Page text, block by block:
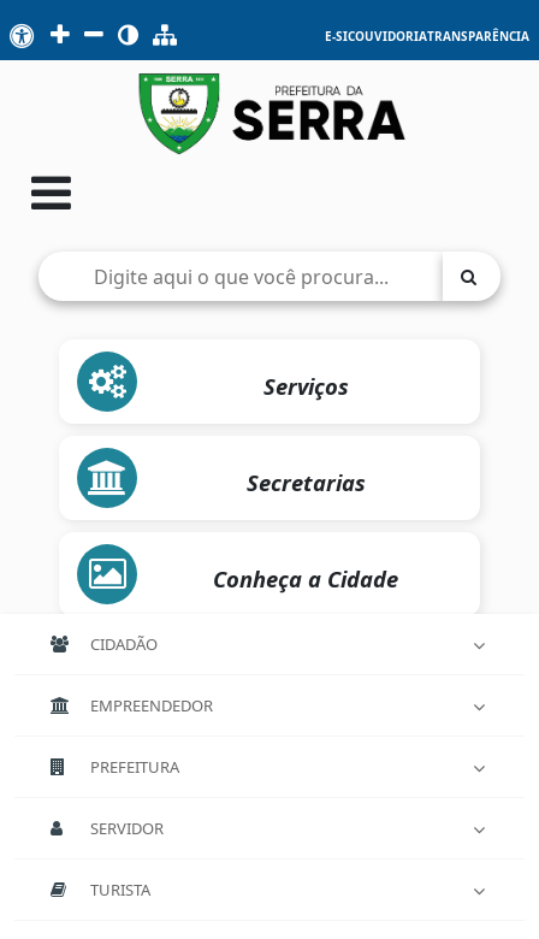
E-SICOUVIDORIATRANSPARÊNCIA
Serviços
Secretarias
Conheça a Cidade
CIDADÃO
EMPREENDEDOR
PREFEITURA
SERVIDOR
TURISTA